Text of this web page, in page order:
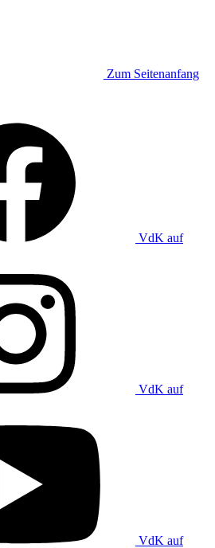
Zum Seitenanfang
VdK auf
VdK auf
VdK auf